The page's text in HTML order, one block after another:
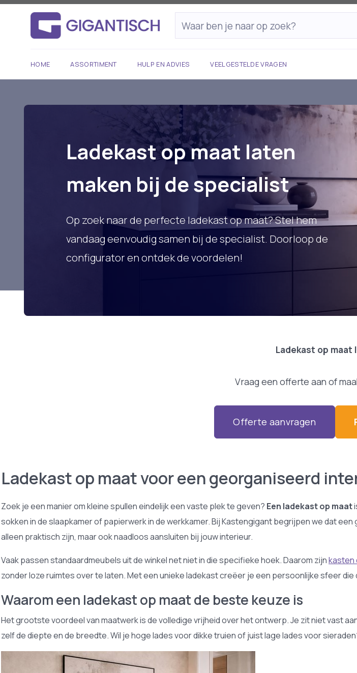
HOME ASSORTIMENT HULP EN ADVIES VEELGESTELDE VRAGEN
Ladekast op maat laten
maken bij de specialist
Op zoek naar de perfecte ladekast op maat? Stel hem
vandaag eenvoudig samen bij de specialist. Doorloop de
configurator en ontdek de voordelen!
Ladekast op maat
Vraag een offerte aan of
Offerte aanvragen
Ladekast op maat voor een georganiseerd
Zoek je een manier om kleine spullen eindelijk een vaste plek te geven? Een ladekast op maat
sokken in de slaapkamer of papierwerk in de werkkamer. Bij Kastengigant begrijpen we dat
alleen praktisch zijn, maar ook naadloos aansluiten bij jouw interieur.
Vaak passen standaardmeubels uit de winkel net niet in die specifieke hoek. Daarom zijnkasten
zonder loze ruimtes over te laten. Met een unieke ladekast creëer je een persoonlijke sfeer die
Waarom een ladekast op maat de beste keuze is
Het grootste voordeel van maatwerk is de volledige vrijheid over het ontwerp. Je zit niet vast
zelf de diepte en de breedte. Wil je hoge lades voor dikke truien of juist lage lades voor